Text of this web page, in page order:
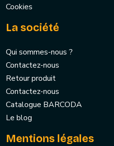
Cookies
La société
Qui sommes-nous ?
Contactez-nous
Retour produit
Contactez-nous
Catalogue BARCODA
Le blog
Mentions légales